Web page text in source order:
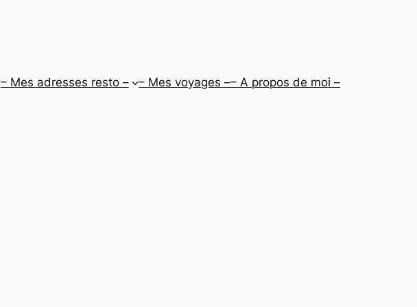
– Mes adresses resto – – Mes voyages –– A propos de moi –